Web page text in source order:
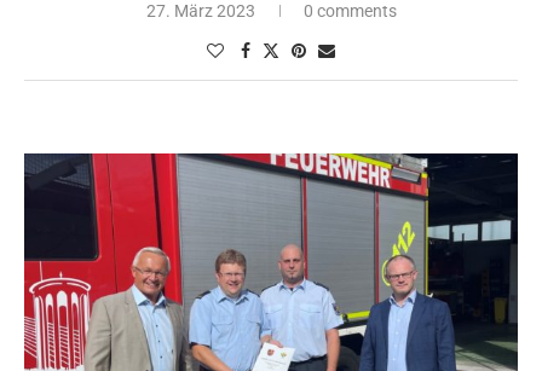
27. März 2023 0 comments